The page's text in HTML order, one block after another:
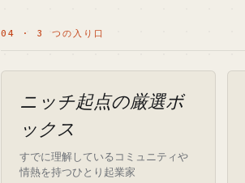
04 · 3 つの入り口
ニッチ起点の厳選ボ
ックス
すでに理解しているコミュニティや
情熱を持つひとり起業家